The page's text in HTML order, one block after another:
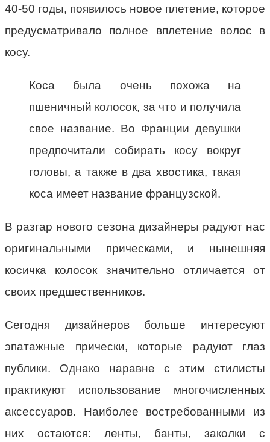
40-50 годы, появилось новое плетение, которое
предусматривало полное вплетение волос в
косу.
Коса была очень похожа на
пшеничный колосок, за что и получила
свое название. Во Франции девушки
предпочитали собирать косу вокруг
головы, а также в два хвостика, такая
коса имеет название французской.
В разгар нового сезона дизайнеры радуют нас
оригинальными прическами, и нынешняя
косичка колосок значительно отличается от
своих предшественников.
Сегодня дизайнеров больше интересуют
эпатажные прически, которые радуют глаз
публики. Однако наравне с этим стилисты
практикуют использование многочисленных
аксессуаров. Наиболее востребованными из
них остаются: ленты, банты, заколки с